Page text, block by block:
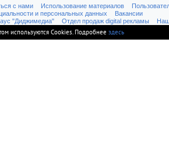
с нами Использование материалов
и персональных данных
Вакансии
"Диджимедиа" Отдел продаж digital рекламы
используются Cookies. Подробнее здесь